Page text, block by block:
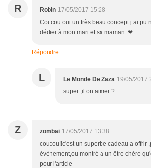
R Robin 17/05/2017 15:28
Coucou oui un très beau concept j ai pu
dédier à mon mari et sa maman .❤
Répondre
L Le Monde De Zaza 19/05/2017
super ,il on aimer ?
Z zombai 17/05/2017 13:38
coucou!!c'est un superbe cadeau a offrir
évènement,ou montré a un être chère
pour l'article